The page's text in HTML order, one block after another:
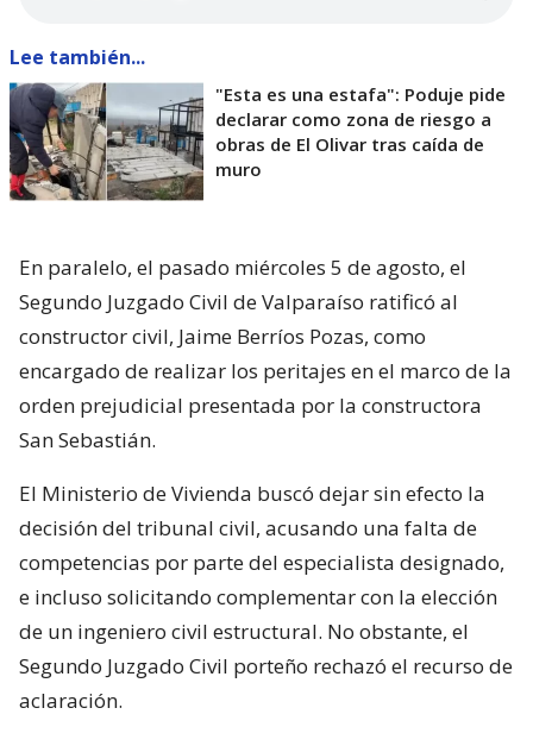
Lee también...
"Esta es una estafa": Poduje pide
declarar como zona de riesgo a
obras de El Olivar tras caída de
muro
En paralelo, el pasado miércoles 5 de agosto, el
Segundo Juzgado Civil de Valparaíso ratificó al
constructor civil, Jaime Berríos Pozas, como
encargado de realizar los peritajes en el marco de la
orden prejudicial presentada por la constructora
San Sebastián.
El Ministerio de Vivienda buscó dejar sin efecto la
decisión del tribunal civil, acusando una falta de
competencias por parte del especialista designado,
e incluso solicitando complementar con la elección
de un ingeniero civil estructural. No obstante, el
Segundo Juzgado Civil porteño rechazó el recurso de
aclaración.